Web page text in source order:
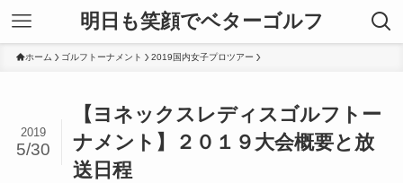
明日も笑顔でベターゴルフ
ホーム ゴルフトーナメント 2019国内女子プロツアー
【ヨネックスレディスゴルフトー
ナメント】２０１９大会概要と放
送日程
2019
5/30